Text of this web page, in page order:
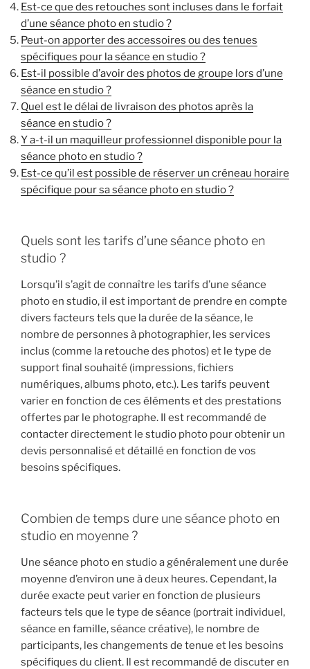
Est-ce que des retouches sont incluses dans le forfait
d’une séance photo en studio ?
Peut-on apporter des accessoires ou des tenues
spécifiques pour la séance en studio ?
Est-il possible d’avoir des photos de groupe lors d’une
séance en studio ?
Quel est le délai de livraison des photos après la
séance en studio ?
Y a-t-il un maquilleur professionnel disponible pour la
séance photo en studio ?
Est-ce qu’il est possible de réserver un créneau horaire
spécifique pour sa séance photo en studio ?
Quels sont les tarifs d’une séance photo en
studio ?
Lorsqu’il s’agit de connaître les tarifs d’une séance
photo en studio, il est important de prendre en compte
divers facteurs tels que la durée de la séance, le
nombre de personnes à photographier, les services
inclus (comme la retouche des photos) et le type de
support final souhaité (impressions, fichiers
numériques, albums photo, etc.). Les tarifs peuvent
varier en fonction de ces éléments et des prestations
offertes par le photographe. Il est recommandé de
contacter directement le studio photo pour obtenir un
devis personnalisé et détaillé en fonction de vos
besoins spécifiques.
Combien de temps dure une séance photo en
studio en moyenne ?
Une séance photo en studio a généralement une durée
moyenne d’environ une à deux heures. Cependant, la
durée exacte peut varier en fonction de plusieurs
facteurs tels que le type de séance (portrait individuel,
séance en famille, séance créative), le nombre de
participants, les changements de tenue et les besoins
spécifiques du client. Il est recommandé de discuter en